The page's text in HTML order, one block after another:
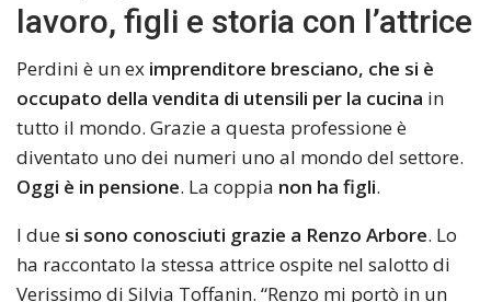
lavoro, figli e storia con l’attrice
Perdini è un ex imprenditore bresciano, che si è
occupato della vendita di utensili per la cucina in
tutto il mondo. Grazie a questa professione è
diventato uno dei numeri uno al mondo del settore.
Oggi è in pensione. La coppia non ha figli.
I due si sono conosciuti grazie a Renzo Arbore. Lo
ha raccontato la stessa attrice ospite nel salotto di
Verissimo di Silvia Toffanin. “Renzo mi portò in un